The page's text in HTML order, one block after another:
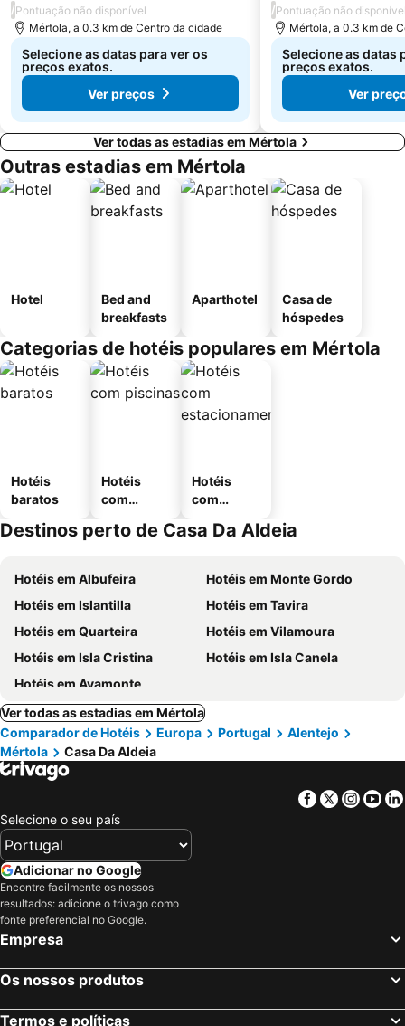
/Pontuação não disponível
Mértola, a 0.3 km de Centro da cidade
Selecione as datas para ver os
preços exatos.
Ver preços
/Pontuação não
Mértola, a 0.3 km de
Selecione as datas
preços exatos.
Ver
Ver todas as estadias em Mértola
Outras estadias em Mértola
Hotel
Bed and
breakfasts
Aparthotel
Casa de
hóspedes
Categorias de hotéis populares em Mértola
Hotéis
baratos
Hotéis
com
Hotéis
com
mento
Destinos perto de Casa Da Aldeia
Hotéis em Albufeira
Hotéis em Monte Gordo
Hotéis em Islantilla
Hotéis em Tavira
Hotéis em Quarteira
Hotéis em Vilamoura
Hotéis em Isla Cristina
Hotéis em Isla Canela
Hotéis em Ayamonte
Ver todas as estadias em Mértola
Comparador de Hotéis
Europa Portugal
Alentejo
Mértola
Casa Da Aldeia
Facebook
Twitter
Selecione o seu país
Adicionar no Google
Encontre facilmente os nossos
resultados: adicione o trivago como
fonte preferencial no Google.
Empresa
Os nossos produtos
Termos e políticas